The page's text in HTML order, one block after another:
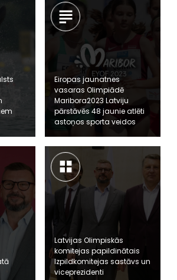
Eiropas jaunatnes
vasaras Olimpiādē
Maribora2023 Latviju
pārstāvēs 48 jaunie atlēti
astoņos sporta veidos
Latvijas Olimpiskās
komitejas papildinātais
Izpildkomitejas sastāvs un
viceprezidenti